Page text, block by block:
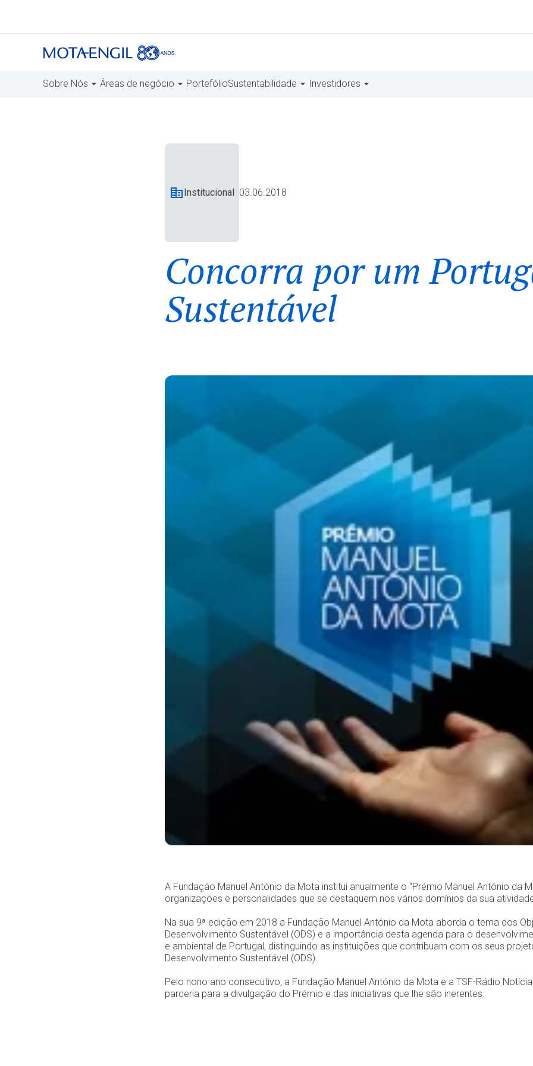
Sobre Nós Áreas de negócio PortefólioSustentabilidade Investidores
Institucional 03.06.2018
Concorra por um
Sustentável
A Fundação Manuel António da Mota institui anualmente o “Prémio Manuel António da
organizações e personalidades que se destaquem nos vários domínios da sua
Na sua 9ª edição em 2018 a Fundação Manuel António da Mota aborda o tema dos
Desenvolvimento Sustentável (ODS) e a importância desta agenda para o
e ambiental de Portugal, distinguindo as instituições que contribuam com os seus
Desenvolvimento Sustentável (ODS).
Pelo nono ano consecutivo, a Fundação Manuel António da Mota e a TSF-Rádio
parceria para a divulgação do Prémio e das iniciativas que lhe são inerentes.